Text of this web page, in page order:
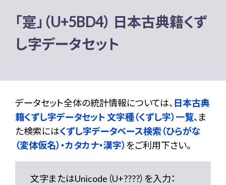
「寔」（U+5BD4） 日本古典籍くず
し字データセット
データセット全体の統計情報については、 日本古典
籍くずし字データセット 文字種（くずし字）一覧、ま
た検索にはくずし字データベース検索（ひらがな
（変体仮名）・カタカナ・漢字） をご利用下さい。
文字またはUnicode（U+????）を入力：